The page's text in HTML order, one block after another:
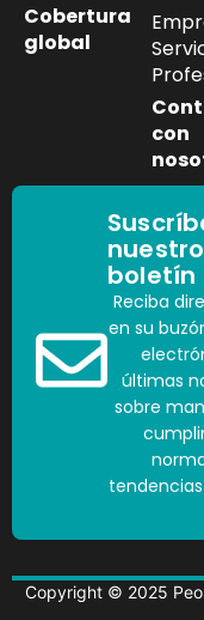
Cobertura
global
con
nuestro
boletín
Reciba
en su
últimas
sobre
Copyright © 2025